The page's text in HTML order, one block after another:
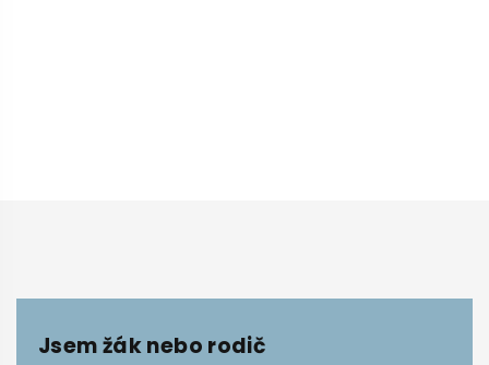
Jsem žák nebo rodič